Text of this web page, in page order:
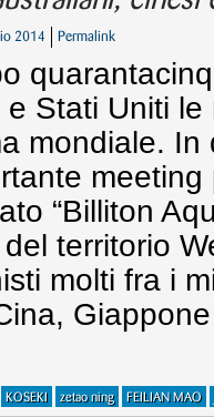
2014 Permalink
e Stati Uniti
mondiale.
“Billiton
territorio
molti fra i
KOSEKI zetao ning FEILIAN MAO